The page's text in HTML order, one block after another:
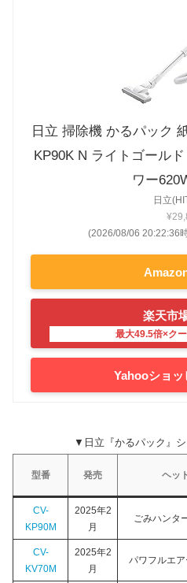
日立 掃除機 かるパック
KP90K N ライトゴール
ワー
日立
(2026/08/06 20:22:36
楽天市
Yahooショ
▼日立『かるパック』
型番 発売 ヘッ
CV-
KP90M
2025年2
月
ごみハンタ
CV-
KV70M
2025年2
月
パワフルエ